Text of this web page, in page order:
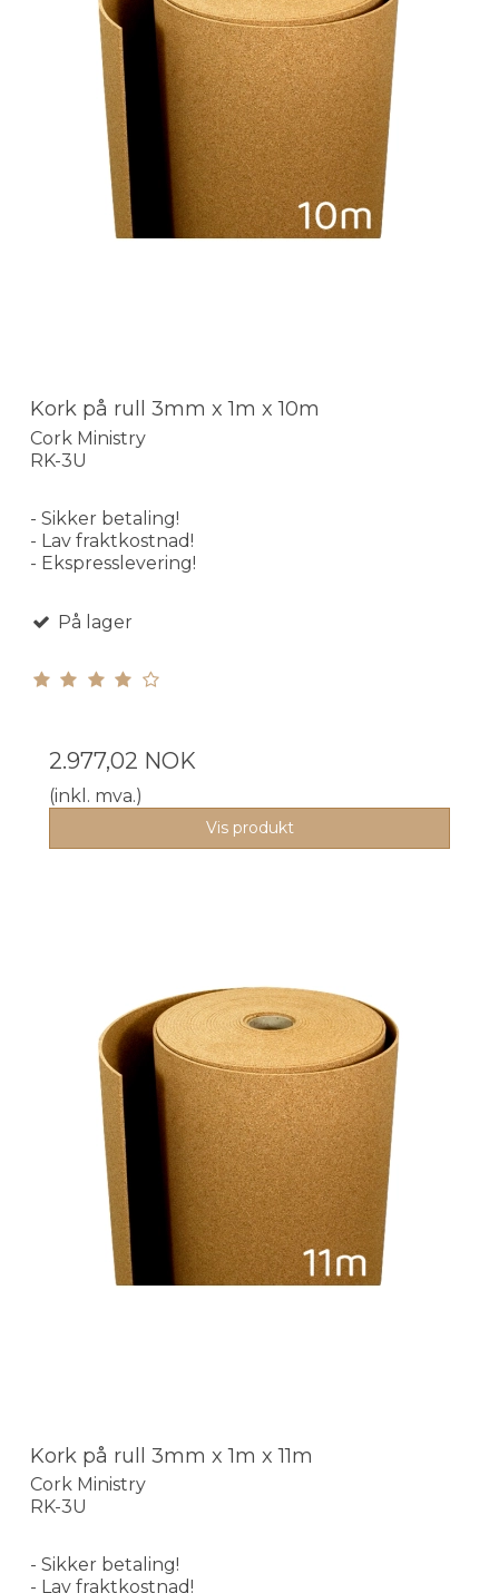
Kork på rull 3mm x 1m x 10m
Cork Ministry
RK-3U
- Sikker betaling!
- Lav fraktkostnad!
- Ekspresslevering!
På lager
2.977,02 NOK
(inkl. mva.)
Vis produkt
Kork på rull 3mm x 1m x 11m
Cork Ministry
RK-3U
- Sikker betaling!
- Lav fraktkostnad!